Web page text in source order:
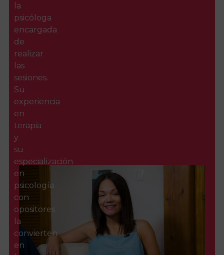
la
psicóloga
encargada
de
realizar
las
sesiones.
Su
experiencia
en
terapia
y
su
especialización
en
psicología
con
opositores
la
convierten
en